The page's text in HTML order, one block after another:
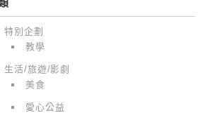
特別企劃
教學
生活/旅遊/影劇
美食
愛心公益